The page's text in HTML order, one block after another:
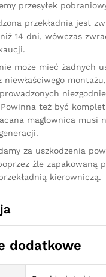
przesyłek
przekładnia jest
14 dni, wówczas
może mieć żadnych
niewłaściwego
też być
maglownica musi
za uszkodzenia
źle zapakowaną
kierowniczą.
dodatkowe